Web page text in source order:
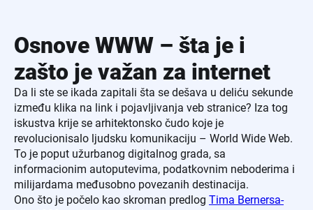
Osnove WWW – šta je i
zašto je važan za internet
Da li ste se ikada zapitali šta se dešava u deliću sekunde
između klika na link i pojavljivanja veb stranice? Iza tog
iskustva krije se arhitektonsko čudo koje je
revolucionisalo ljudsku komunikaciju – World Wide Web.
To je poput užurbanog digitalnog grada, sa
informacionim autoputevima, podatkovnim neboderima i
milijardama međusobno povezanih destinacija.
Ono što je počelo kao skroman predlog Tima Bernersa-